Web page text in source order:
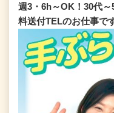
週3・6h～OK！30代
料送付TELのお仕事で